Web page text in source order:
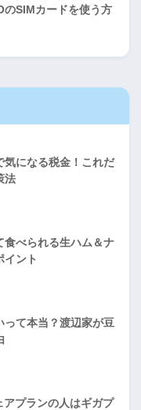
のSIMカードを使う方
気になる税金！これだ
法
食べられる生ハム＆ナ
イント
て本当？渡辺家が豆
プランの人はギガプ